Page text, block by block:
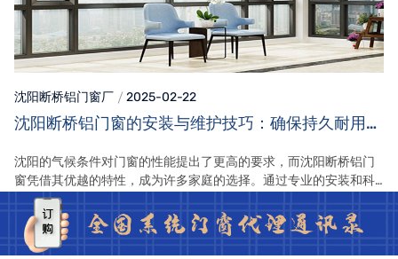
沈阳断桥铝门窗厂 2025-02-22
沈阳断桥铝门窗的安装与维护技巧：确保持久耐用与
沈阳的气候条件对门窗的性能提出了更高的要求，而沈阳断桥铝门
窗凭借其优越的特性，成为许多家庭的选择。通过专业的安装和科
学的维护，您不仅能延长门窗的使用寿命，还能有效提升家庭的舒
适度和能效。
查看系统窗全文